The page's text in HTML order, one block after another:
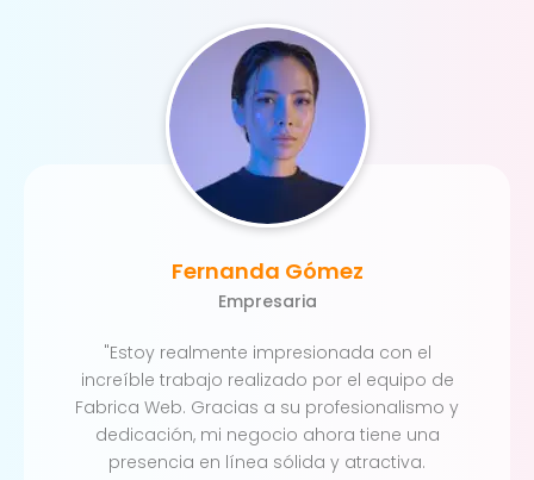
"Estoy realmente impresionada con el
increíble trabajo realizado por el equipo de
Fabrica Web. Gracias a su profesionalismo y
dedicación, mi negocio ahora tiene una
presencia en línea sólida y atractiva.
Fernanda Gómez
Empresaria